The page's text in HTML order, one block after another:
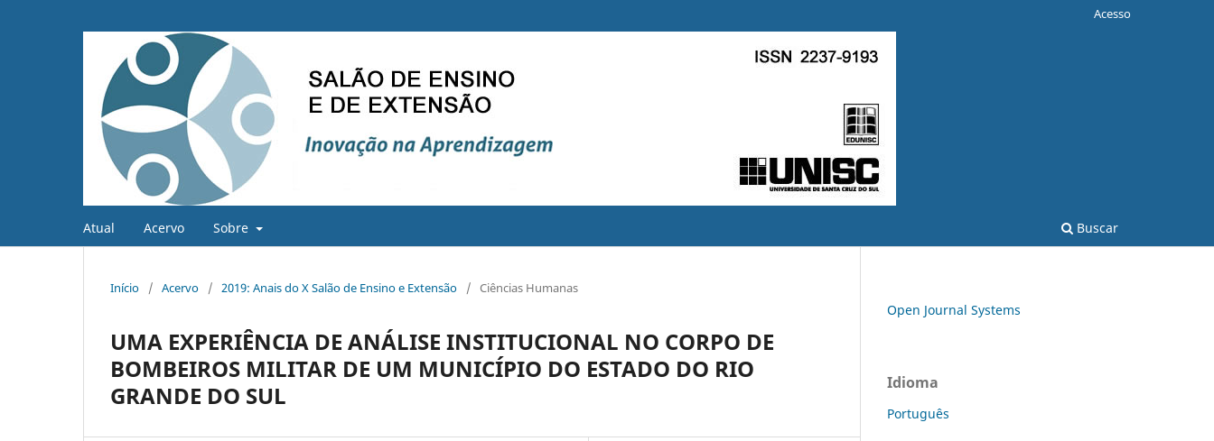
Atual Acervo Sobre Buscar
Acesso
Início / Acervo / 2019: Anais do X Salão de Ensino e Extensão / Ciências Humanas
UMA EXPERIÊNCIA DE ANÁLISE INSTITUCIONAL NO CORPO DE
BOMBEIROS MILITAR DE UM MUNICÍPIO DO ESTADO DO RIO
GRANDE DO SUL
Open Journal Systems
Idioma
Português